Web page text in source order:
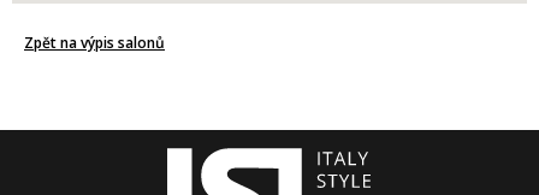
Zpět na výpis salonů